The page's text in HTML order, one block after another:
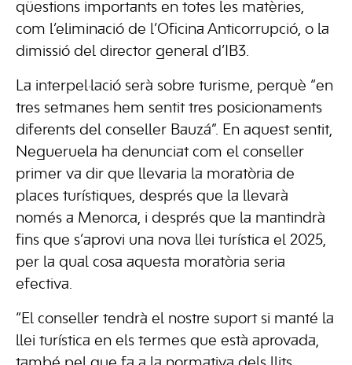
qüestions importants en totes les matèries,
com l’eliminació de l’Oficina Anticorrupció, o la
dimissió del director general d’IB3.
La interpel·lació serà sobre turisme, perquè “en
tres setmanes hem sentit tres posicionaments
diferents del conseller Bauzá”. En aquest sentit,
Negueruela ha denunciat com el conseller
primer va dir que llevaria la moratòria de
places turístiques, després que la llevarà
només a Menorca, i després que la mantindrà
fins que s’aprovi una nova llei turística el 2025,
per la qual cosa aquesta moratòria seria
efectiva.
“El conseller tendrà el nostre suport si manté la
llei turística en els termes que està aprovada,